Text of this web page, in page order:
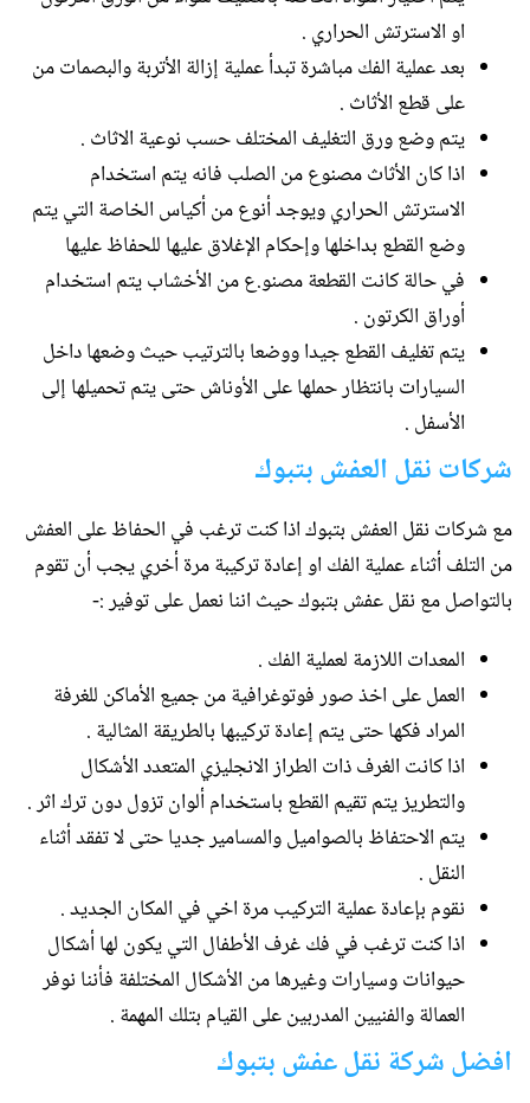
او الاسترتش الحراري .
بعد عملية الفك مباشرة تبدأ عملية إزالة الأتربة والبصمات من
على قطع الأثاث .
يتم وضع ورق التغليف المختلف حسب نوعية الاثاث .
اذا كان الأثاث مصنوع من الصلب فانه يتم استخدام
الاسترتش الحراري ويوجد أنوع من أكياس الخاصة التي يتم
وضع القطع بداخلها وإحكام الإغلاق عليها للحفاظ عليها
في حالة كانت القطعة مصنو.ع من الأخشاب يتم استخدام
أوراق الكرتون .
يتم تغليف القطع جيدا ووضعا بالترتيب حيث وضعها داخل
السيارات بانتظار حملها على الأوناش حتى يتم تحميلها إلى
الأسفل .
شركات نقل العفش بتبوك
مع شركات نقل العفش بتبوك اذا كنت ترغب في الحفاظ على العفش
من التلف أثناء عملية الفك او إعادة تركيبة مرة أخري يجب أن تقوم
بالتواصل مع نقل عفش بتبوك حيث اننا نعمل على توفير :-
المعدات اللازمة لعملية الفك .
العمل على اخذ صور فوتوغرافية من جميع الأماكن للغرفة
المراد فكها حتى يتم إعادة تركيبها بالطريقة المثالية .
اذا كانت الغرف ذات الطراز الانجليزي المتعدد الأشكال
والتطريز يتم تقيم القطع باستخدام ألوان تزول دون ترك اثر .
يتم الاحتفاظ بالصواميل والمسامير جديا حتى لا تفقد أثناء
النقل .
نقوم بإعادة عملية التركيب مرة اخي في المكان الجديد .
اذا كنت ترغب في فك غرف الأطفال التي يكون لها أشكال
حيوانات وسيارات وغيرها من الأشكال المختلفة فأننا نوفر
العمالة والفنيين المدربين على القيام بتلك المهمة .
افضل شركة نقل عفش بتبوك